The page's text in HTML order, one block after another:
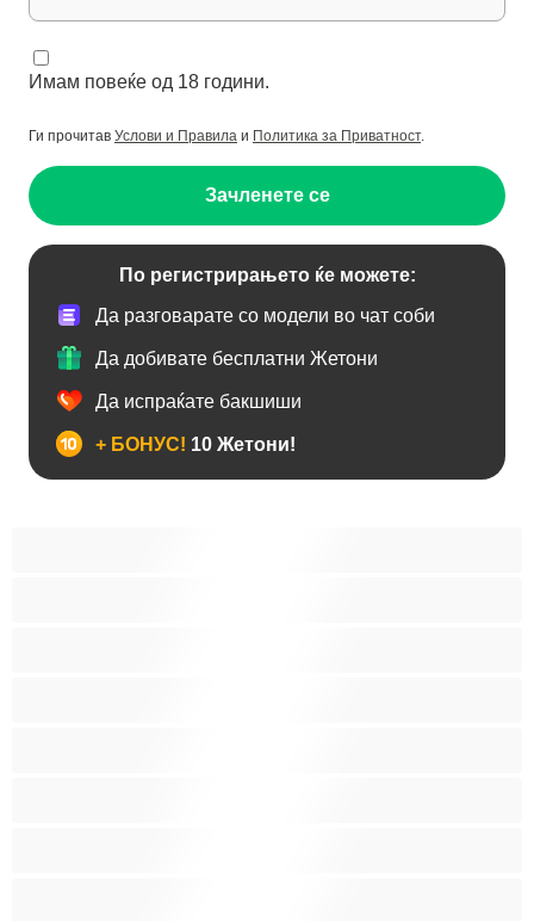
Имам повеќе од 18 години.
Ги прочитав Услови и Правила и Политика за Приватност.
Зачленете се
По регистрирањето ќе можете:
Да разговарате со модели во чат соби
Да добивате бесплатни Жетони
Да испраќате бакшиши
+ БОНУС! 10 Жетони!